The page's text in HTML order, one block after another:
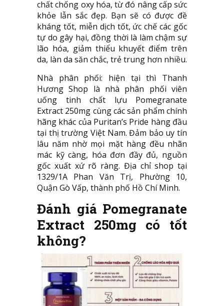
chất chống oxy hóa, từ đó nâng cấp sức
khỏe lẫn sắc đẹp. Bạn sẽ có được đề
kháng tốt, miễn dịch tốt, ức chế các gốc
tự do gây hại, đồng thời là làm chậm sự
lão hóa, giảm thiểu khuyết điểm trên
da, làn da săn chắc, trẻ trung hơn nhiều.
Nhà phân phối: hiện tại thì Thanh
Hương Shop là nhà phân phối viên
uống tinh chất lựu Pomegranate
Extract 250mg cùng các sản phẩm chính
hãng khác của Puritan’s Pride hàng đầu
tại thị trường Việt Nam. Đảm bảo uy tín
lâu năm nhờ mọi mặt hàng đều nhãn
mác kỹ càng, hóa đơn đầy đủ, nguồn
gốc xuất xứ rõ ràng. Địa chỉ shop tại
1329/1A Phan Văn Trị, Phường 10,
Quận Gò Vấp, thành phố Hồ Chí Minh.
Đánh giá Pomegranate
Extract 250mg có tốt
không?